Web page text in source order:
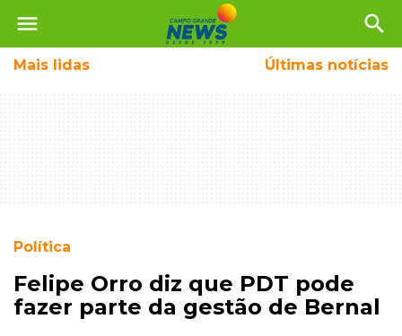
menu search
Mais lidas Últimas notícias
Política
Felipe Orro diz que PDT pode
fazer parte da gestão de Bernal